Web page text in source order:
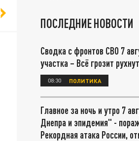
ПОСЛЕДНИЕ НОВОСТИ
Сводка с фронтов СВО 7
участка – Всё грозит
08:30 ПОЛИТИКА
Главное за ночь и утро 7
Днепра и эпидемия" -
Рекордная атака России,